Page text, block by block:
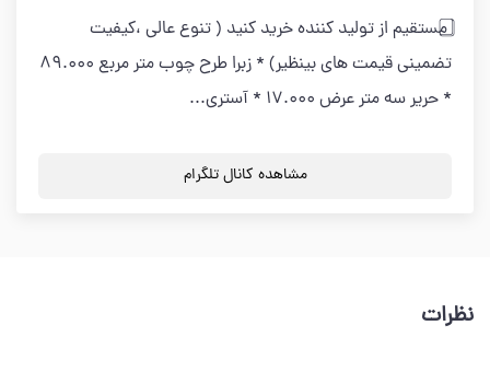
⃣ مستقیم از تولید کننده خرید کنید ( تنوع عالی ،کیفیت
تضمینی قیمت های بینظیر) * زبرا طرح چوب متر مربع 89.000
* حریر سه متر عرض 17.000 * آستری...
مشاهده کانال تلگرام
نظرات